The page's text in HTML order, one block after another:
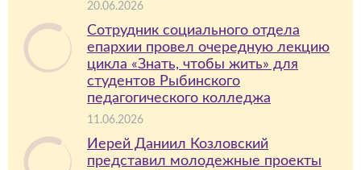
20.06.2026
Сотрудник социального отдела
епархии провел очередную лекцию
цикла «Знать, чтобы жить» для
студентов Рыбинского
педагогического колледжа
11.06.2026
Иерей Даниил Козловский
представил молодежные проекты